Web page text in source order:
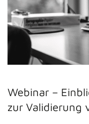
Webinar –
zur Validierung